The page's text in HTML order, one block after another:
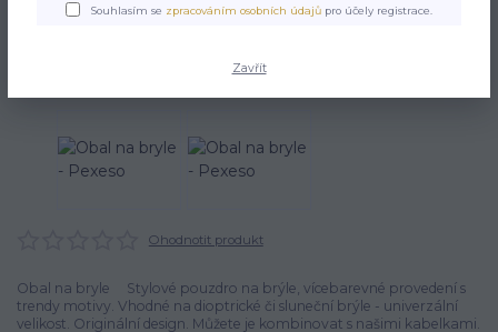
Ohodnotit produkt
Obal na bryle Stylové pouzdro na brýle, vícebarevné provedení s
trendy motivy. Vhodné na dioptrické či sluneční brýle - univerzální
velikost. Originální design. Můžete je kombinovat s našimi kabelkami.
Souhlasím se zpracováním osobních údajů pro účely registrace.
Zavřít